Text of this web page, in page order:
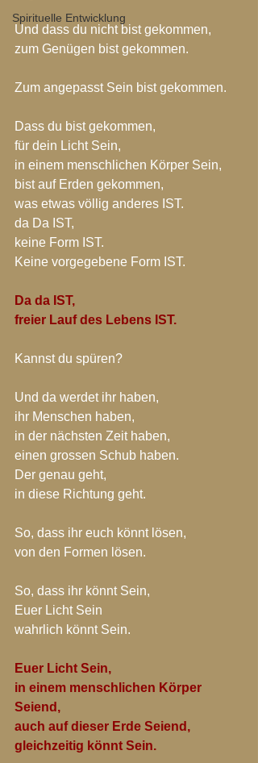
Spirituelle Entwicklung
Und dass du nicht bist gekommen,
zum Genügen bist gekommen.
Zum angepasst Sein bist gekommen.
Dass du bist gekommen,
für dein Licht Sein,
in einem menschlichen Körper Sein,
bist auf Erden gekommen,
was etwas völlig anderes IST.
da Da IST,
keine Form IST.
Keine vorgegebene Form IST.
Da da IST,
freier Lauf des Lebens IST.
Kannst du spüren?
Und da werdet ihr haben,
ihr Menschen haben,
in der nächsten Zeit haben,
einen grossen Schub haben.
Der genau geht,
in diese Richtung geht.
So, dass ihr euch könnt lösen,
von den Formen lösen.
So, dass ihr könnt Sein,
Euer Licht Sein
wahrlich könnt Sein.
Euer Licht Sein,
in einem menschlichen Körper
Seiend,
auch auf dieser Erde Seiend,
gleichzeitig könnt Sein.